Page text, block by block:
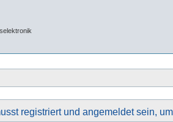
registriert und angemeldet sein,